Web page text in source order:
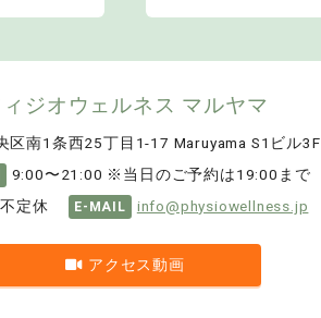
ィジオウェルネス マルヤマ
区南1条西25丁目1-17 Maruyama S1ビル3F
9:00〜21:00 ※当日のご予約は19:00まで
不定休 E-MAIL info@physiowellness.jp
アクセス動画